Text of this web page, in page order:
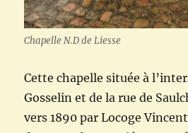
Chapelle N.D de Liesse
Cette chapelle située à
Gosselin et de la rue de
vers 1890 par Locoge